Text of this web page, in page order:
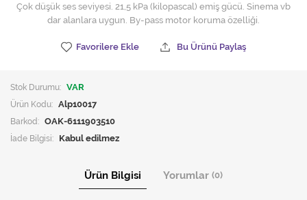
Toptan Temizlik Malzemeleri
Yedek Parçalar
Çok düşük ses seviyesi. 21,5 kPa (kilopascal) emiş gücü. Sinema vb
dar alanlara uygun. By-pass motor koruma özelliği.
Favorilere Ekle Bu Ürünü Paylaş
Stok Durumu: VAR
Ürün Kodu: Alp10017
Barkod: OAK-6111903510
İade Bilgisi:
Ürün Bilgisi Yorumlar (0)